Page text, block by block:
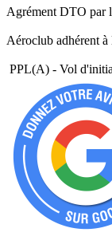
Agrément DTO
Aéroclub adhérent
PPL(A) - Vol